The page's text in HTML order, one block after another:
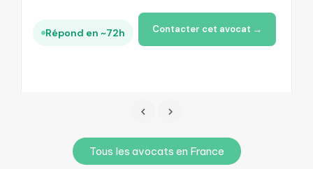
Répond en ~72h Contacter cet avocat →
Tous les avocats en France